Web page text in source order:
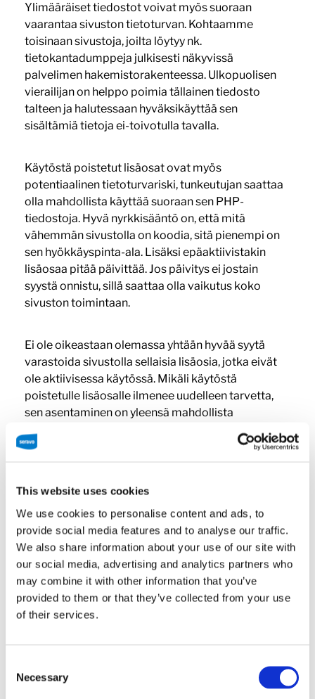
This website uses cookies
We use cookies to personalise content and ads, to
provide social media features and to analyse our traffic.
We also share information about your use of our site with
our social media, advertising and analytics partners who
may combine it with other information that you’ve
provided to them or that they’ve collected from your use
of their services.
Selection
Necessary
Ylimääräiset tiedostot voivat myös suoraan
vaarantaa sivuston tietoturvan. Kohtaamme
toisinaan sivustoja, joilta löytyy nk.
tietokantadumppeja julkisesti näkyvissä
palvelimen hakemistorakenteessa. Ulkopuolisen
vierailijan on helppo poimia tällainen tiedosto
talteen ja halutessaan hyväksikäyttää sen
sisältämiä tietoja ei-toivotulla tavalla.
Käytöstä poistetut lisäosat ovat myös
potentiaalinen tietoturvariski, tunkeutujan saattaa
olla mahdollista käyttää suoraan sen PHP-
tiedostoja. Hyvä nyrkkisääntö on, että mitä
vähemmän sivustolla on koodia, sitä pienempi on
sen hyökkäyspinta-ala. Lisäksi epäaktiivistakin
lisäosaa pitää päivittää. Jos päivitys ei jostain
syystä onnistu, sillä saattaa olla vaikutus koko
sivuston toimintaan.
Ei ole oikeastaan olemassa yhtään hyvää syytä
varastoida sivustolla sellaisia lisäosia, jotka eivät
ole aktiivisessa käytössä. Mikäli käytöstä
poistetulle lisäosalle ilmenee uudelleen tarvetta,
sen asentaminen on yleensä mahdollista
koskee myös teemoja.
Poista tarpeettomat
lisäosat ja teemat
WordPress 5.2:sta lähtien tarjolla työkalu sivuston
eheyden tarkistamiseen. Tämän työkalun avulla on
mahdollista havaita potentiaalisia ongelmia
käytöstä poistetut lisäosat ja teemat. Kannattaa